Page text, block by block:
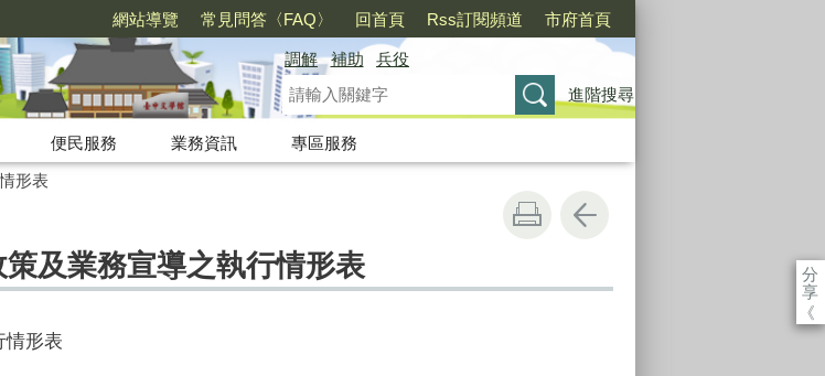
網站導覽 常見問答〈FAQ〉 回首頁 Rss訂閱頻道 市府首頁
調解 補助
兵役
進階搜尋
便民服務 業務資訊
專區服務
形表
分
享
《
及業務宣導之執行情形表
情形表